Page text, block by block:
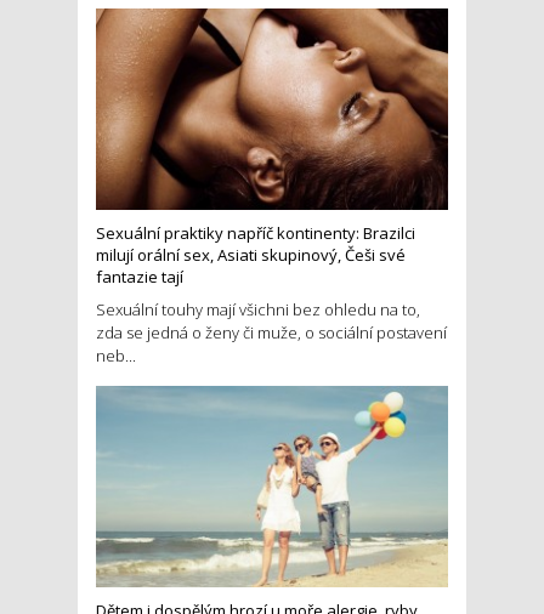
Sexuální praktiky napříč kontinenty: Brazilci
milují orální sex, Asiati skupinový, Češi své
fantazie tají
Sexuální touhy mají všichni bez ohledu na to,
zda se jedná o ženy či muže, o sociální postavení
neb...